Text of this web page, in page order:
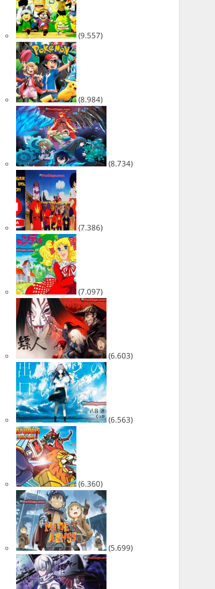
(9.557)
(8.984)
(8.734)
(7.386)
(7.097)
(6.603)
(6.563)
(6.360)
(5.699)